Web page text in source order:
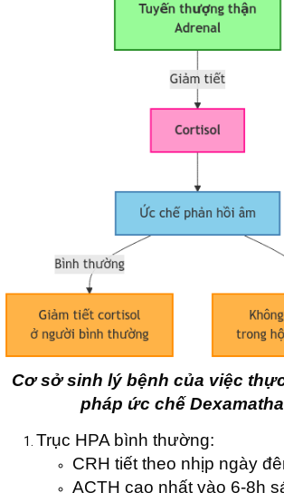
Cơ sở sinh lý bệnh của việc
pháp ức chế
Trục HPA bình thường:
CRH tiết theo nhịp ngày
ACTH cao nhất vào 6-8h